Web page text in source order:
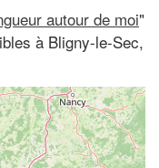
autour de moi"
à Bligny-le-Sec,